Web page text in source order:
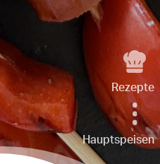
Rezepte
Hauptspeisen